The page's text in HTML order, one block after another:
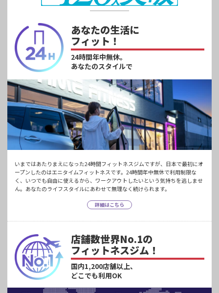
あなたの生活に
フィット！
24時間年中無休。
あなたのスタイルで
いまではあたりまえになった24時間フィットネスジムですが、日本で最初にオ
ープンしたのはエニタイムフィットネスです。24時間年中無休で利用制限な
く、いつでも自由に使えるから、ワークアウトしたいという気持ちを逃しませ
ん。あなたのライフスタイルにあわせて無理なく続けられます。
詳細はこちら
店舗数世界No.1の
フィットネスジム！
国内1,200店舗以上、
どこでも利用OK